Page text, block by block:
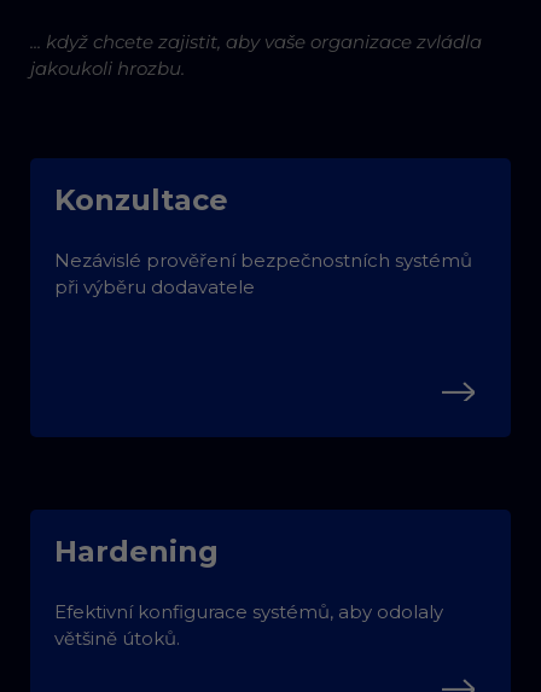
... když chcete zajistit, aby vaše organizace zvládla
jakoukoli hrozbu.
Konzultace
Nezávislé prověření bezpečnostních systémů
při výběru dodavatele
Hardening
Efektivní konfigurace systémů, aby odolaly
většině útoků.